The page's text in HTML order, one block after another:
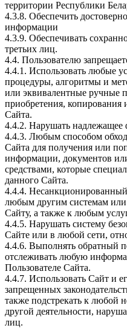
территории Республики
4.3.8. Обеспечить
информации
4.3.9. Обеспечивать
третьих лиц.
4.4. Пользователю
4.4.1. Использовать любые
процедуры, алгоритмы и
или эквивалентные ручные
приобретения, копирования
Сайта.
4.4.2. Нарушать
4.4.3. Любым способом
Сайта для получения или
информации, документов
средствами, которые
данного Сайта.
4.4.4.
любым другим системам
Сайту, а также к любым
4.4.5. Нарушать систему
Сайте или в любой сети,
4.4.6. Выполнять обратный
отслеживать любую
Пользователе Сайта.
4.4.7. Использовать Сайт и
запрещенных
также подстрекать к любой
другой деятельности,
лиц.